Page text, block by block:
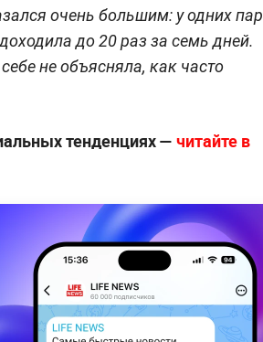
очень большим: у одних пар
до 20 раз за семь дней.
не объясняла, как часто
тенденциях — читайте в